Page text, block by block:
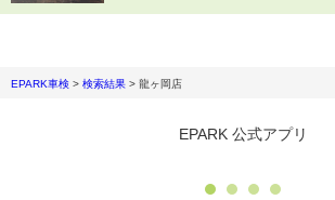
EPARK車検 > 検索結果 > 龍ヶ岡店